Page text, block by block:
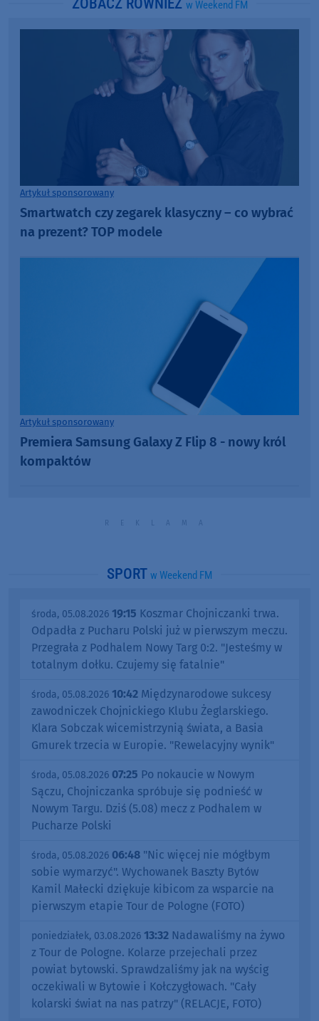
w Weekend FM
Artykuł sponsorowany
Smartwatch czy zegarek klasyczny – co wybrać
na prezent? TOP modele
Artykuł sponsorowany
Premiera Samsung Galaxy Z Flip 8 - nowy król
kompaktów
SPORT w Weekend FM
środa, 05.08.2026 19:15 Koszmar Chojniczanki trwa.
Odpadła z Pucharu Polski już w pierwszym meczu.
Przegrała z Podhalem Nowy Targ 0:2. "Jesteśmy w
totalnym dołku. Czujemy się fatalnie"
środa, 05.08.2026 10:42 Międzynarodowe sukcesy
zawodniczek Chojnickiego Klubu Żeglarskiego.
Klara Sobczak wicemistrzynią świata, a Basia
Gmurek trzecia w Europie. "Rewelacyjny wynik"
środa, 05.08.2026 07:25 Po nokaucie w Nowym
Sączu, Chojniczanka spróbuje się podnieść w
Nowym Targu. Dziś (5.08) mecz z Podhalem w
Pucharze Polski
środa, 05.08.2026 06:48 "Nic więcej nie mógłbym
sobie wymarzyć". Wychowanek Baszty Bytów
Kamil Małecki dziękuje kibicom za wsparcie na
pierwszym etapie Tour de Pologne (FOTO)
poniedziałek, 03.08.2026 13:32 Nadawaliśmy na żywo
z Tour de Pologne. Kolarze przejechali przez
powiat bytowski. Sprawdzaliśmy jak na wyścig
oczekiwali w Bytowie i Kołczygłowach. "Cały
kolarski świat na nas patrzy" (RELACJE, FOTO)